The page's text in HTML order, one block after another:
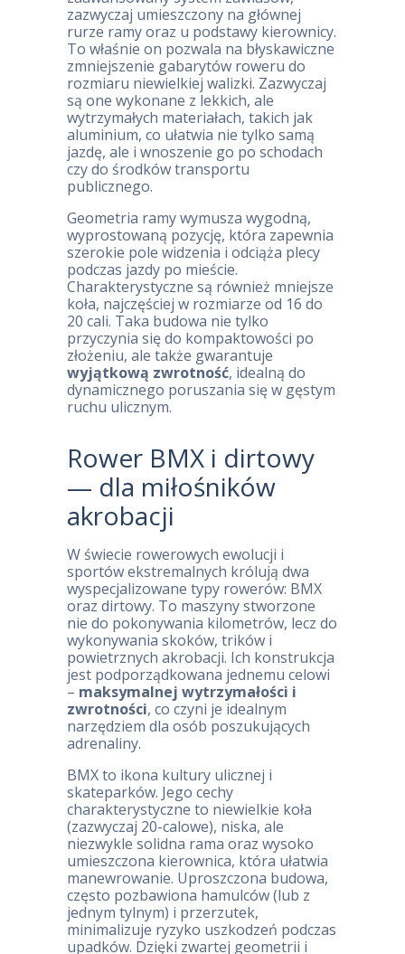
zazwyczaj umieszczony na głównej
rurze ramy oraz u podstawy kierownicy.
To właśnie on pozwala na błyskawiczne
zmniejszenie gabarytów roweru do
rozmiaru niewielkiej walizki. Zazwyczaj
są one wykonane z lekkich, ale
wytrzymałych materiałach, takich jak
aluminium, co ułatwia nie tylko samą
jazdę, ale i wnoszenie go po schodach
czy do środków transportu
publicznego.
Geometria ramy wymusza wygodną,
wyprostowaną pozycję, która zapewnia
szerokie pole widzenia i odciąża plecy
podczas jazdy po mieście.
Charakterystyczne są również mniejsze
koła, najczęściej w rozmiarze od 16 do
20 cali. Taka budowa nie tylko
przyczynia się do kompaktowości po
złożeniu, ale także gwarantuje
wyjątkową zwrotność, idealną do
dynamicznego poruszania się w gęstym
ruchu ulicznym.
Rower BMX i dirtowy
— dla miłośników
akrobacji
W świecie rowerowych ewolucji i
sportów ekstremalnych królują dwa
wyspecjalizowane typy rowerów: BMX
oraz dirtowy. To maszyny stworzone
nie do pokonywania kilometrów, lecz do
wykonywania skoków, trików i
powietrznych akrobacji. Ich konstrukcja
jest podporządkowana jednemu celowi
– maksymalnej wytrzymałości i
zwrotności, co czyni je idealnym
narzędziem dla osób poszukujących
adrenaliny.
BMX to ikona kultury ulicznej i
skateparków. Jego cechy
charakterystyczne to niewielkie koła
(zazwyczaj 20-calowe), niska, ale
niezwykle solidna rama oraz wysoko
umieszczona kierownica, która ułatwia
manewrowanie. Uproszczona budowa,
często pozbawiona hamulców (lub z
jednym tylnym) i przerzutek,
minimalizuje ryzyko uszkodzeń podczas
upadków. Dzięki zwartej geometrii i